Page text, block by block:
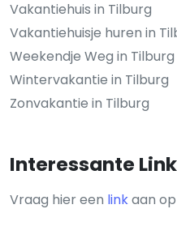
Vakantiehuis in Tilburg
Vakantiehuisje huren in
Weekendje Weg in Tilburg
Wintervakantie in Tilburg
Zonvakantie in Tilburg
Interessante
Vraag hier een linkaan